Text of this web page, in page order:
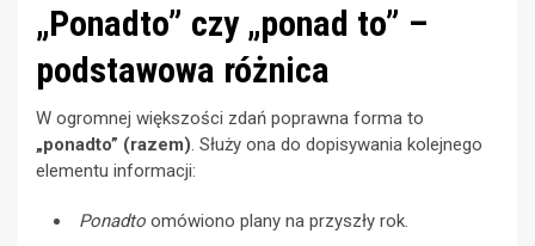
„Ponadto” czy „ponad to” –
podstawowa różnica
W ogromnej większości zdań poprawna forma to
„ponadto” (razem). Służy ona do dopisywania kolejnego
elementu informacji:
Ponadto omówiono plany na przyszły rok.